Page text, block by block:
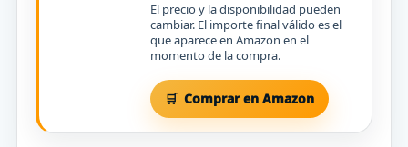
El precio y la disponibilidad pueden
cambiar. El importe final válido es el
que aparece en Amazon en el
momento de la compra.
Comprar en Amazon